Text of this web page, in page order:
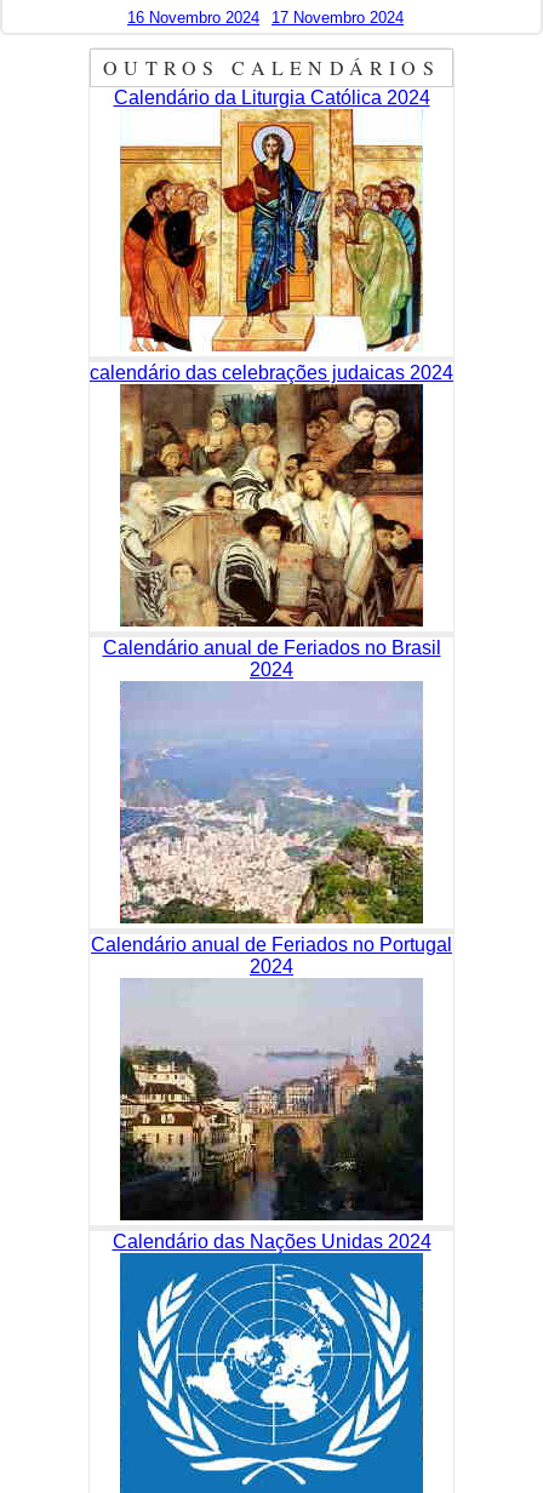
16 Novembro 2024
17 Novembro 2024
OUTROS CALENDÁRIOS
Calendário da Liturgia Católica 2024
calendário das celebrações judaicas 2024
Calendário anual de Feriados no Brasil
2024
Calendário anual de Feriados no Portugal
2024
Calendário das Nações Unidas 2024